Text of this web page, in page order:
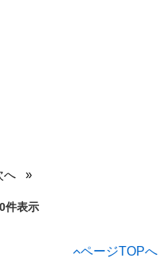
へ
件表示
ページTOPへ